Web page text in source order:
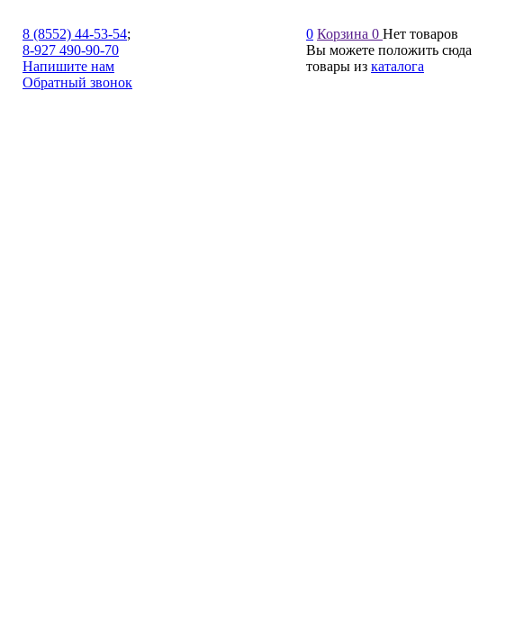
8 (8552) 44-53-54;
8-927 490-90-70
Напишите нам
Обратный звонок
0 Корзина 0 Нет товаров
Вы можете положить сюда
товары из каталога